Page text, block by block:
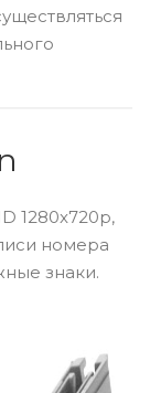
1280x720p,
номера
знаки.